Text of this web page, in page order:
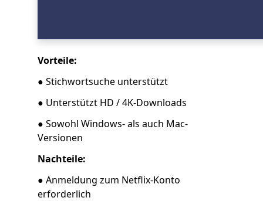
Vorteile:
● Stichwortsuche unterstützt
● Unterstützt HD / 4K-Downloads
● Sowohl Windows- als auch Mac-
Versionen
Nachteile:
● Anmeldung zum Netflix-Konto
erforderlich